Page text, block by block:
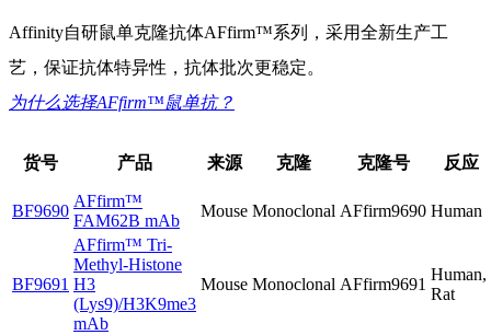
Affinity自研鼠单克隆抗体AFfirm™系列，采用全新生产工
艺，保证抗体特异性，抗体批次更稳定。
为什么选择AFfirm™鼠单抗？
货号 产品 来源 克隆 克隆号 反应
BF9690
AFfirm™
FAM62B mAb
Mouse Monoclonal AFfirm9690 Human
BF9691
AFfirm™ Tri-
Methyl-Histone
H3
(Lys9)/H3K9me3
mAb
Mouse Monoclonal AFfirm9691
Human,
Rat